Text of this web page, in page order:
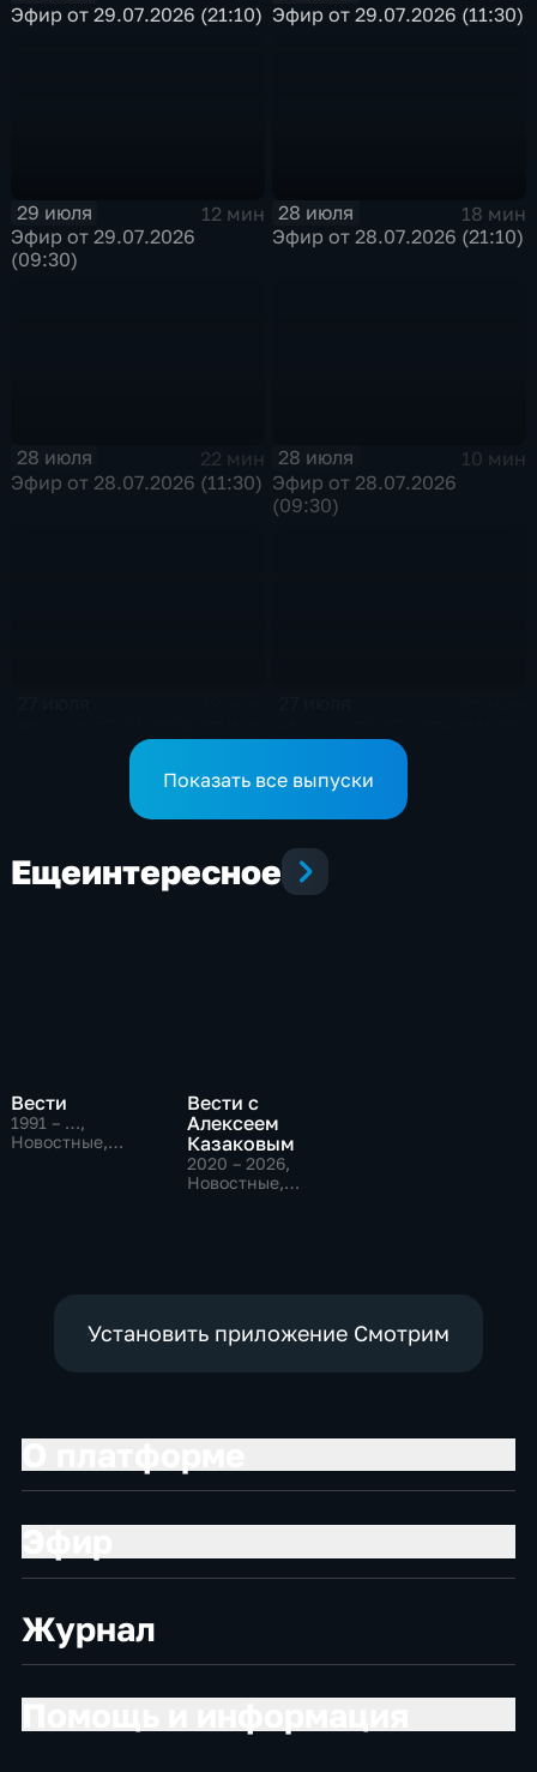
Эфир от 29.07.2026 (21:10) Эфир от 29.07.2026 (11:30)
29 июля
12 мин
Эфир от 29.07.2026
(09:30)
28 июля
18 мин
Эфир от 28.07.2026 (21:10)
28 июля
22 мин
Эфир от 28.07.2026 (11:30)
28 июля
10 мин
Эфир от 28.07.2026
(09:30)
Показать все выпуски
Ещеинтересное
Вести
1991 – …,
Новостные,
Вести с
Алексеем
Казаковым
2020 – 2026,
Новостные,
Установить приложение Смотрим
Журнал